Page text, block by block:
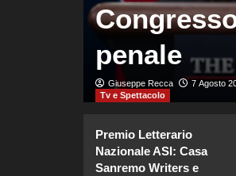
penale
Giuseppe Recca 7 Agosto
Tv e Spettacolo
Premio Letterario
Nazionale ASI: Casa
Sanremo Writers e